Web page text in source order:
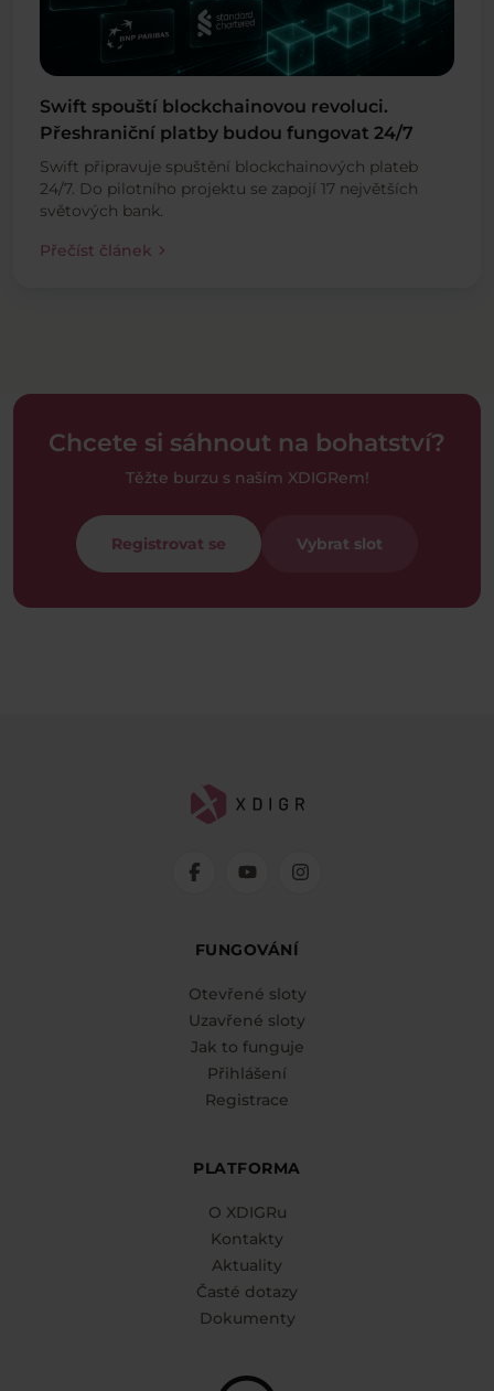
Swift spouští blockchainovou revoluci.
Přeshraniční platby budou fungovat 24/7
Swift připravuje spuštění blockchainových plateb
24/7. Do pilotního projektu se zapojí 17 největších
světových bank.
Přečíst článek chevron_right
Chcete si sáhnout na bohatství?
Těžte burzu s naším XDIGRem!
Registrovat se Vybrat slot
FUNGOVÁNÍ
Otevřené sloty
Uzavřené sloty
Jak to funguje
Přihlášení
Registrace
PLATFORMA
O XDIGRu
Kontakty
Aktuality
Časté dotazy
Dokumenty